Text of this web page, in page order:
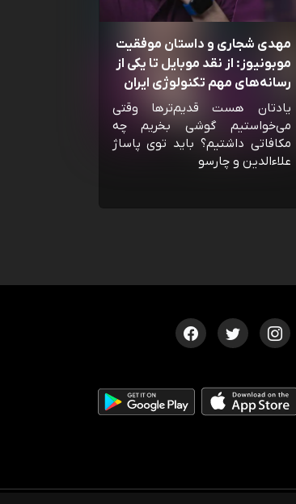
مهدی شجاری و داستان موفقیت
موبونیوز: از نقد موبایل تا یکی از
رسانه‌‌های مهم تکنولوژی ایران
یادتان هست قدیم‌ترها وقتی
می‌خواستیم گوشی بخریم چه
مکافاتی داشتیم؟ باید توی پاساژ
علاءالدین و چارسو